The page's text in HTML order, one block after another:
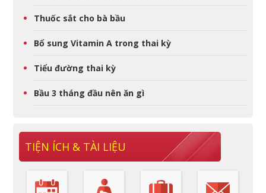
Thuốc sắt cho bà bầu
Bổ sung Vitamin A trong thai kỳ
Tiểu đường thai kỳ
Bầu 3 tháng đầu nên ăn gì
TIỆN ÍCH & TÀI LIỆU